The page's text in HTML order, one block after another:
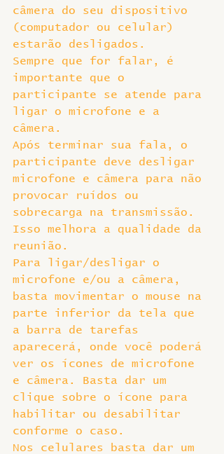
câmera do seu dispositivo
(computador ou celular)
estarão desligados.
Sempre que for falar, é
importante que o
participante se atende para
ligar o microfone e a
câmera.
Após terminar sua fala, o
participante deve desligar
microfone e câmera para não
provocar ruídos ou
sobrecarga na transmissão.
Isso melhora a qualidade da
reunião.
Para ligar/desligar o
microfone e/ou a câmera,
basta movimentar o mouse na
parte inferior da tela que
a barra de tarefas
aparecerá, onde você poderá
ver os ícones de microfone
e câmera. Basta dar um
clique sobre o ícone para
habilitar ou desabilitar
conforme o caso.
Nos celulares basta dar um